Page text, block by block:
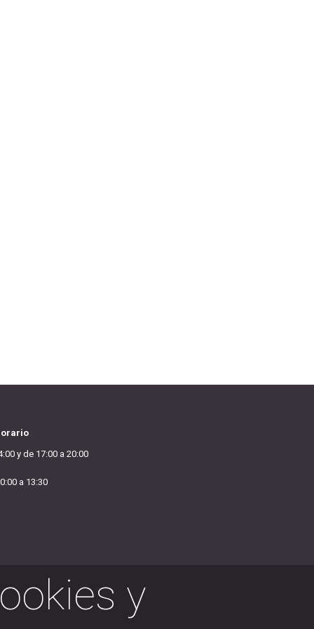
y de 17:00 a 20:00
a 13:30
y